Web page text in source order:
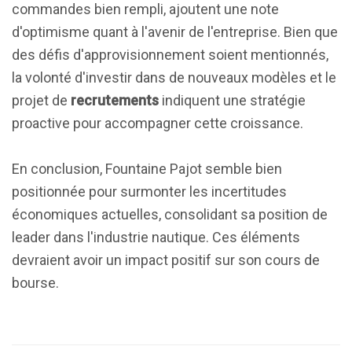
commandes bien rempli, ajoutent une note
d'optimisme quant à l'avenir de l'entreprise. Bien que
des défis d'approvisionnement soient mentionnés,
la volonté d'investir dans de nouveaux modèles et le
projet de recrutements indiquent une stratégie
proactive pour accompagner cette croissance.
En conclusion, Fountaine Pajot semble bien
positionnée pour surmonter les incertitudes
économiques actuelles, consolidant sa position de
leader dans l'industrie nautique. Ces éléments
devraient avoir un impact positif sur son cours de
bourse.